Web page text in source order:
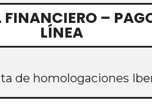
FINANCIERO –
LÍNEA
de homologaciones